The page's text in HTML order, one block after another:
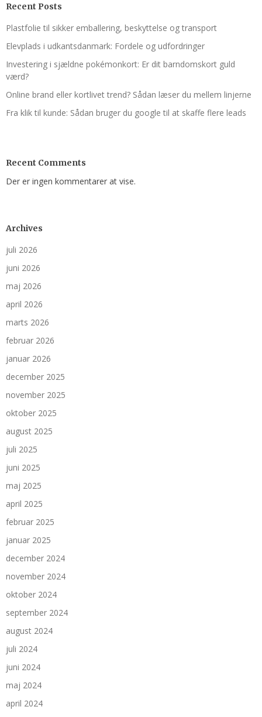
Recent Posts
Plastfolie til sikker emballering, beskyttelse og transport
Elevplads i udkantsdanmark: Fordele og udfordringer
Investering i sjældne pokémonkort: Er dit barndomskort guld
værd?
Online brand eller kortlivet trend? Sådan læser du mellem linjerne
Fra klik til kunde: Sådan bruger du google til at skaffe flere leads
Recent Comments
Der er ingen kommentarer at vise.
Archives
juli 2026
juni 2026
maj 2026
april 2026
marts 2026
februar 2026
januar 2026
december 2025
november 2025
oktober 2025
august 2025
juli 2025
juni 2025
maj 2025
april 2025
februar 2025
januar 2025
december 2024
november 2024
oktober 2024
september 2024
august 2024
juli 2024
juni 2024
maj 2024
april 2024